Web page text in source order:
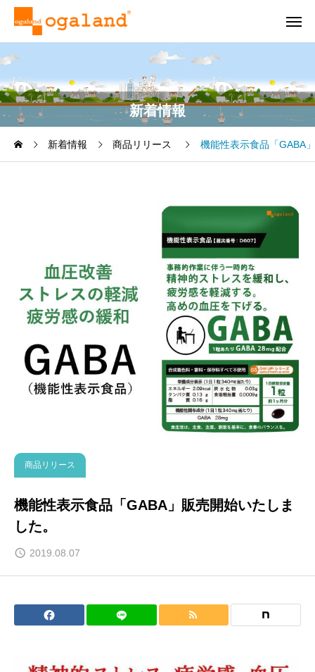
新着情報
新着情報 商品リリース 機能性表示食品「GABA
商品リリース
機能性表示食品「GABA」販売開始いたしま
した。
2019.08.07